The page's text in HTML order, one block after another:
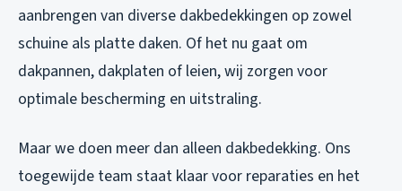
aanbrengen van diverse dakbedekkingen op zowel
schuine als platte daken. Of het nu gaat om
dakpannen, dakplaten of leien, wij zorgen voor
optimale bescherming en uitstraling.
Maar we doen meer dan alleen dakbedekking. Ons
toegewijde team staat klaar voor reparaties en het